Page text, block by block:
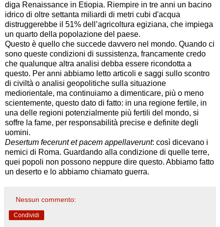
diga Renaissance in Etiopia. Riempire in tre anni un bacino
idrico di oltre settanta miliardi di metri cubi d'acqua
distruggerebbe il 51% dell’agricoltura egiziana, che impiega
un quarto della popolazione del paese.
Questo è quello che succede davvero nel mondo. Quando ci
sono queste condizioni di sussistenza, francamente credo
che qualunque altra analisi debba essere ricondotta a
questo. Per anni abbiamo letto articoli e saggi sullo scontro
di civiltà o analisi geopolitiche sulla situazione
mediorientale, ma continuiamo a dimenticare, più o meno
scientemente, questo dato di fatto: in una regione fertile, in
una delle regioni potenzialmente più fertili del mondo, si
soffre la fame, per responsabilità precise e definite degli
uomini.
Desertum fecerunt et pacem appellaverunt: così dicevano i
nemici di Roma. Guardando alla condizione di quelle terre,
quei popoli non possono neppure dire questo. Abbiamo fatto
un deserto e lo abbiamo chiamato guerra.
Nessun commento:
Condividi